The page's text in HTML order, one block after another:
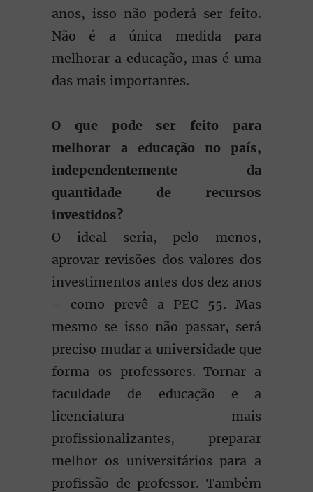
anos, isso não poderá ser feito.
Não é a única medida para
melhorar a educação, mas é uma
das mais importantes.
O que pode ser feito para
melhorar a educação no país,
independentemente da
quantidade de recursos
investidos?
O ideal seria, pelo menos,
aprovar revisões dos valores dos
investimentos antes dos dez anos
– como prevê a PEC 55. Mas
mesmo se isso não passar, será
preciso mudar a universidade que
forma os professores. Tornar a
faculdade de educação e a
licenciatura mais
profissionalizantes, preparar
melhor os universitários para a
profissão de professor. Também